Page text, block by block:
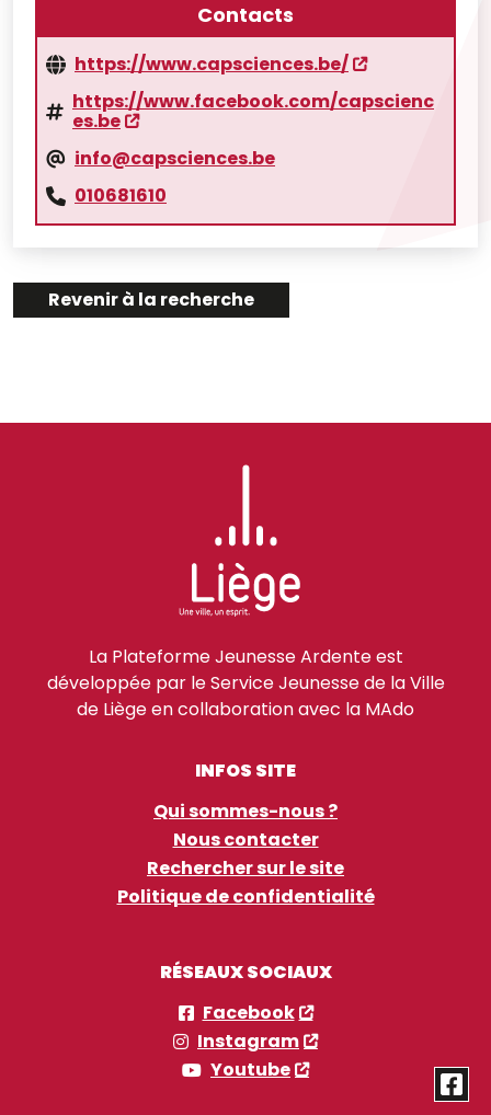
Contacts
https://www.capsciences.be/
https://www.facebook.com/capscienc
es.be
info@capsciences.be
010681610
Revenir à la recherche
La Plateforme Jeunesse Ardente est
développée par le Service Jeunesse de la Ville
de Liège en collaboration avec la MAdo
INFOS SITE
Qui sommes-nous ?
Nous contacter
Rechercher sur le site
Politique de confidentialité
RÉSEAUX SOCIAUX
Facebook
Instagram
Youtube